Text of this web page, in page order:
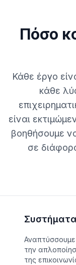
Πόσο
Κάθε έργο
κάθε
είναι
βοηθήσουμε
σε
την
της